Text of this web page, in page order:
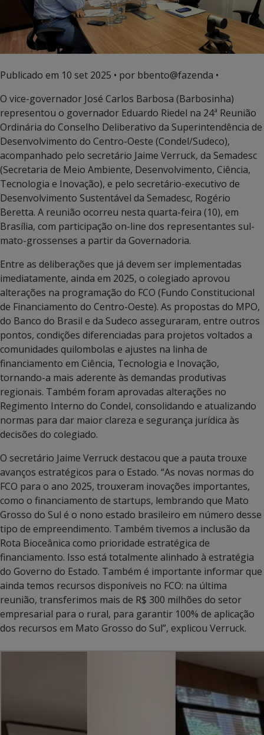
Publicado em 10 set 2025 • por bbento@fazenda •
O vice-governador José Carlos Barbosa (Barbosinha)
representou o governador Eduardo Riedel na 24ª Reunião
Ordinária do Conselho Deliberativo da Superintendência de
Desenvolvimento do Centro-Oeste (Condel/Sudeco),
acompanhado pelo secretário Jaime Verruck, da Semadesc
(Secretaria de Meio Ambiente, Desenvolvimento, Ciência,
Tecnologia e Inovação), e pelo secretário-executivo de
Desenvolvimento Sustentável da Semadesc, Rogério
Beretta. A reunião ocorreu nesta quarta-feira (10), em
Brasília, com participação on-line dos representantes sul-
mato-grossenses a partir da Governadoria.
Entre as deliberações que já devem ser implementadas
imediatamente, ainda em 2025, o colegiado aprovou
alterações na programação do FCO (Fundo Constitucional
de Financiamento do Centro-Oeste). As propostas do MPO,
do Banco do Brasil e da Sudeco asseguraram, entre outros
pontos, condições diferenciadas para projetos voltados a
comunidades quilombolas e ajustes na linha de
financiamento em Ciência, Tecnologia e Inovação,
tornando-a mais aderente às demandas produtivas
regionais. Também foram aprovadas alterações no
Regimento Interno do Condel, consolidando e atualizando
normas para dar maior clareza e segurança jurídica às
decisões do colegiado.
O secretário Jaime Verruck destacou que a pauta trouxe
avanços estratégicos para o Estado. “As novas normas do
FCO para o ano 2025, trouxeram inovações importantes,
como o financiamento de startups, lembrando que Mato
Grosso do Sul é o nono estado brasileiro em número desse
tipo de empreendimento. Também tivemos a inclusão da
Rota Bioceânica como prioridade estratégica de
financiamento. Isso está totalmente alinhado à estratégia
do Governo do Estado. Também é importante informar que
ainda temos recursos disponíveis no FCO: na última
reunião, transferimos mais de R$ 300 milhões do setor
empresarial para o rural, para garantir 100% de aplicação
dos recursos em Mato Grosso do Sul”, explicou Verruck.